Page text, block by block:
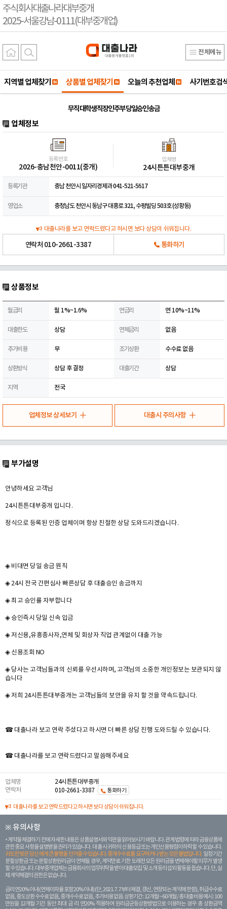
주식회사대출나라대부중개
2025-서울강남-0111(대부중개업)
전체메뉴
지역별 업체찾기 상품별 업체찾기 오늘의 추천업체 사기번호검
무직 대학생 직장인 주부 당일승인 송금
업체정보
등록번호
2026-충남천안-0011(중개)
업체명
24시튼튼대부중개
등록기관 충남 천안시 일자리경제과 041-521-5617
영업소 충청남도 천안시 동남구 대흥로 321, 수평빌딩 503호 (성황동)
대출나라를 보고 연락드렸다고 하시면 보다 상담이 쉬워집니다.
연락처 010-2661-3387 통화하기
상품정보
월금리 월 1%~1.6% 연금리 연 10%~11%
대출한도 상담 연체금리 없음
추가비용 무 조기상환 수수료 없음
상환방식 상담 후 결정 대출기간 상담
지역 전국
업체정보 상세보기 대출시 주의사항
부가설명
안녕하세요 고객님
24시튼튼대부중개 입니다.
정식으로 등록된 인증 업체이며 항상 친철한 상담 도와드리겠습니다.
◈ 비대면 당일 송금 원칙
◈ 24시 전국 간편심사 빠른상담 후 대출승인 송금까지
◈ 최고 승인률 자부합니다
◈ 승인즉시 당일 신속 입금
◈ 저신용,유흥종사자,연체 및 회상자 직업 관계없이 대출 가능
◈ 신용조회 NO
◈ 당사는 고객님들과의 신뢰를 우선시하며, 고객님의 소중한 개인정보는 보관되지 않
습니다
◈ 저희 24시튼튼대부중개는 고객님들의 보안을 유지 할 것을 약속드립니다.
☎ 대출나라 보고 연락 주셨다고 하시면 더 빠른 상담 진행 도와드릴 수 있습니다.
☎ 대출나라를 보고 연락드렸다고 말씀해주세요
업체명
24시튼튼대부중개
연락처
010-2661-3387 통화하기
대출나라를 보고 연락드렸다고 하시면 보다 상담이 쉬워집니다.
※ 유의사항
계약을 체결하기 전에 자세한 내용은 상품설명서와 약관을 읽어보시기 바랍니다. 관계 법령에 따라 금융상품에
관한 중요 사항을 설명받을 권리가 있습니다. 대 출 시 귀하의 신용등급 또는 개인신용평점이 하락할 수 있습니다.
과도한 빚은 당신 에게 큰 불행을 안겨줄 수 있습니다. 중개수수료를 요구하거나 받는 것은 불법입니다. 일정 기간
분할상환금 또는 분할상환원리금이 연체될 경우, 계약만료 기한 도래전 모든 원리금을 변제해야할 의무가 발생
할 수 있습니다. 대부중개업체는 금융회사의 업무위탁을 받아 대출모집 및 소개 등의 섭외 활동을 돕습니다. 단, 실
제 계약체결의 권한은 없습니다.
금리 연20% 이내 (연체이자율 포함 20% 이내) (단, 2021. 7. 7부터 체결, 갱신, 연장되는 계 약에 한함), 취급수수료
없음, 중도상환 수수료 없음, 중개수수료 없음, 추가비용 없음. 상환기간 : 12개월 ~ 60개월 / 총 대출 비용 예시 : 100
만원을 12개월 기간 동안 최대 금 리 연20% 적용하여 원리금균등상환방법으로 이용하는 경우 총 상환금액